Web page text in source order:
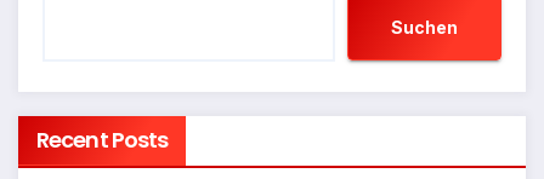
Suchen
Recent Posts